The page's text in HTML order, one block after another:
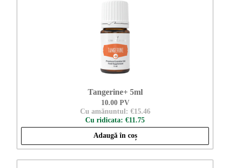
Tangerine+ 5ml
10.00 PV
Cu amănuntul: €15.46
Cu ridicata: €11.75
Adaugă în coș